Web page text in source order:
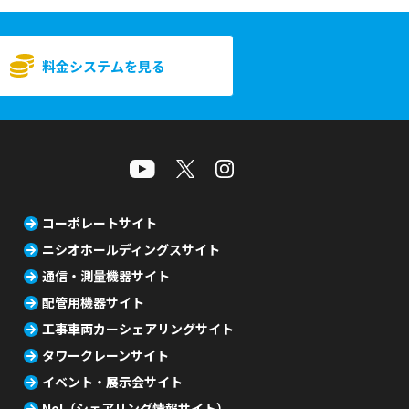
料金システムを見る
コーポレートサイト
ニシオホールディングスサイト
通信・測量機器サイト
配管用機器サイト
工事車両カーシェアリングサイト
タワークレーンサイト
イベント・展示会サイト